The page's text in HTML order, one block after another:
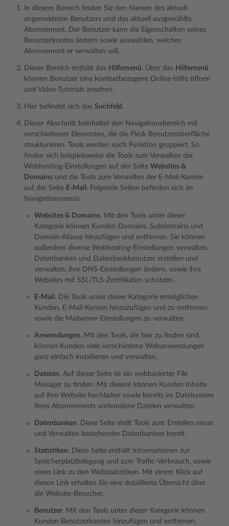
In diesem Bereich finden Sie den Namen des aktuell
angemeldeten Benutzers und das aktuell ausgewählte
Abonnement. Der Benutzer kann die Eigenschaften seines
Benutzerkontos ändern sowie auswählen, welches
Abonnement er verwalten will.
Dieser Bereich enthält das Hilfemenü. Über das Hilfemenü
können Benutzer eine kontextbezogene Online-Hilfe öffnen
und Video-Tutorials ansehen.
Hier befindet sich das Suchfeld .
Dieser Abschnitt beinhaltet den Navigationsbereich mit
verschiedenen Elementen, die die Plesk Benutzeroberfläche
strukturieren. Tools werden nach Funktion gruppiert. So
finden sich beispielsweise die Tools zum Verwalten der
Webhosting-Einstellungen auf der Seite Websites &
Domains und die Tools zum Verwalten der E-Mail-Konten
auf der Seite E-Mail . Folgende Seiten befinden sich im
Navigationsmenü:
Websites & Domains. Mit den Tools unter dieser
Kategorie können Kunden Domains, Subdomains und
Domain-Aliasse hinzufügen und entfernen. Sie können
außerdem diverse Webhosting-Einstellungen verwalten,
Datenbanken und Datenbankbenutzer erstellen und
verwalten, ihre DNS-Einstellungen ändern, sowie ihre
Websites mit SSL/TLS-Zertifikaten schützen.
E-Mail . Die Tools unter dieser Kategorie ermöglichen
Kunden, E-Mail-Konten hinzuzufügen und zu entfernen
sowie die Mailserver-Einstellungen zu verwalten.
Anwendungen. Mit den Tools, die hier zu finden sind,
können Kunden viele verschiedene Webanwendungen
ganz einfach installieren und verwalten.
Dateien. Auf dieser Seite ist ein webbasierter File
Manager zu finden. Mit diesem können Kunden Inhalte
auf ihre Website hochladen sowie bereits im Dateisystem
Ihres Abonnements vorhandene Dateien verwalten.
Datenbanken. Diese Seite stellt Tools zum Erstellen neuer
und Verwalten bestehender Datenbanken bereit.
Statistiken. Diese Seite enthält Informationen zur
Speicherplatzbelegung und zum Traffic-Verbrauch, sowie
einen Link zu den Webstatistiken. Mit einem Klick auf
diesen Link erhalten Sie eine detaillierte Übersicht über
die Website-Besucher.
Benutzer. Mit den Tools unter dieser Kategorie können
Kunden Benutzerkonten hinzufügen und entfernen.